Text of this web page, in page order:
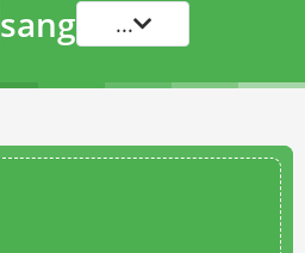
sang ...